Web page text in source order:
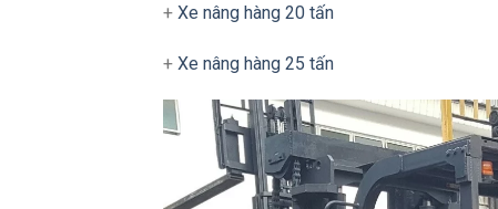
+ Xe nâng hàng 20 tấn
+ Xe nâng hàng 25 tấn